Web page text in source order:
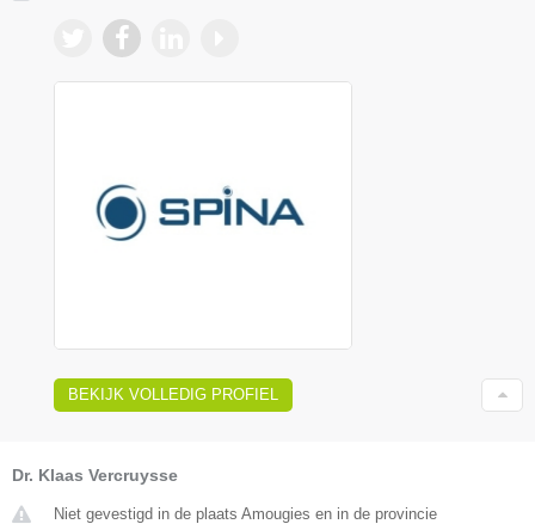
BEKIJK VOLLEDIG PROFIEL
Dr. Klaas Vercruysse
Niet gevestigd in de plaats Amougies en in de provincie